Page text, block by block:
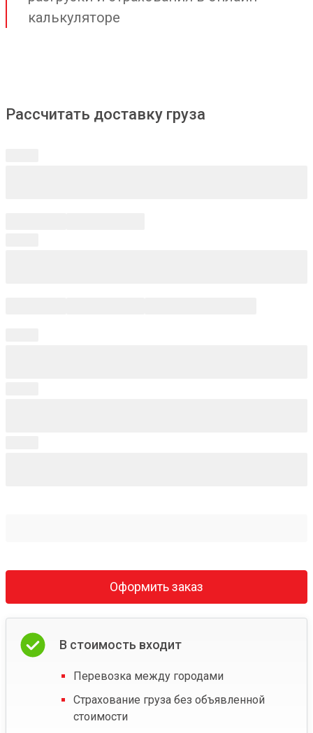
калькуляторе
Рассчитать доставку груза
Оформить заказ
В стоимость входит
Перевозка между городами
Страхование груза без объявленной
стоимости